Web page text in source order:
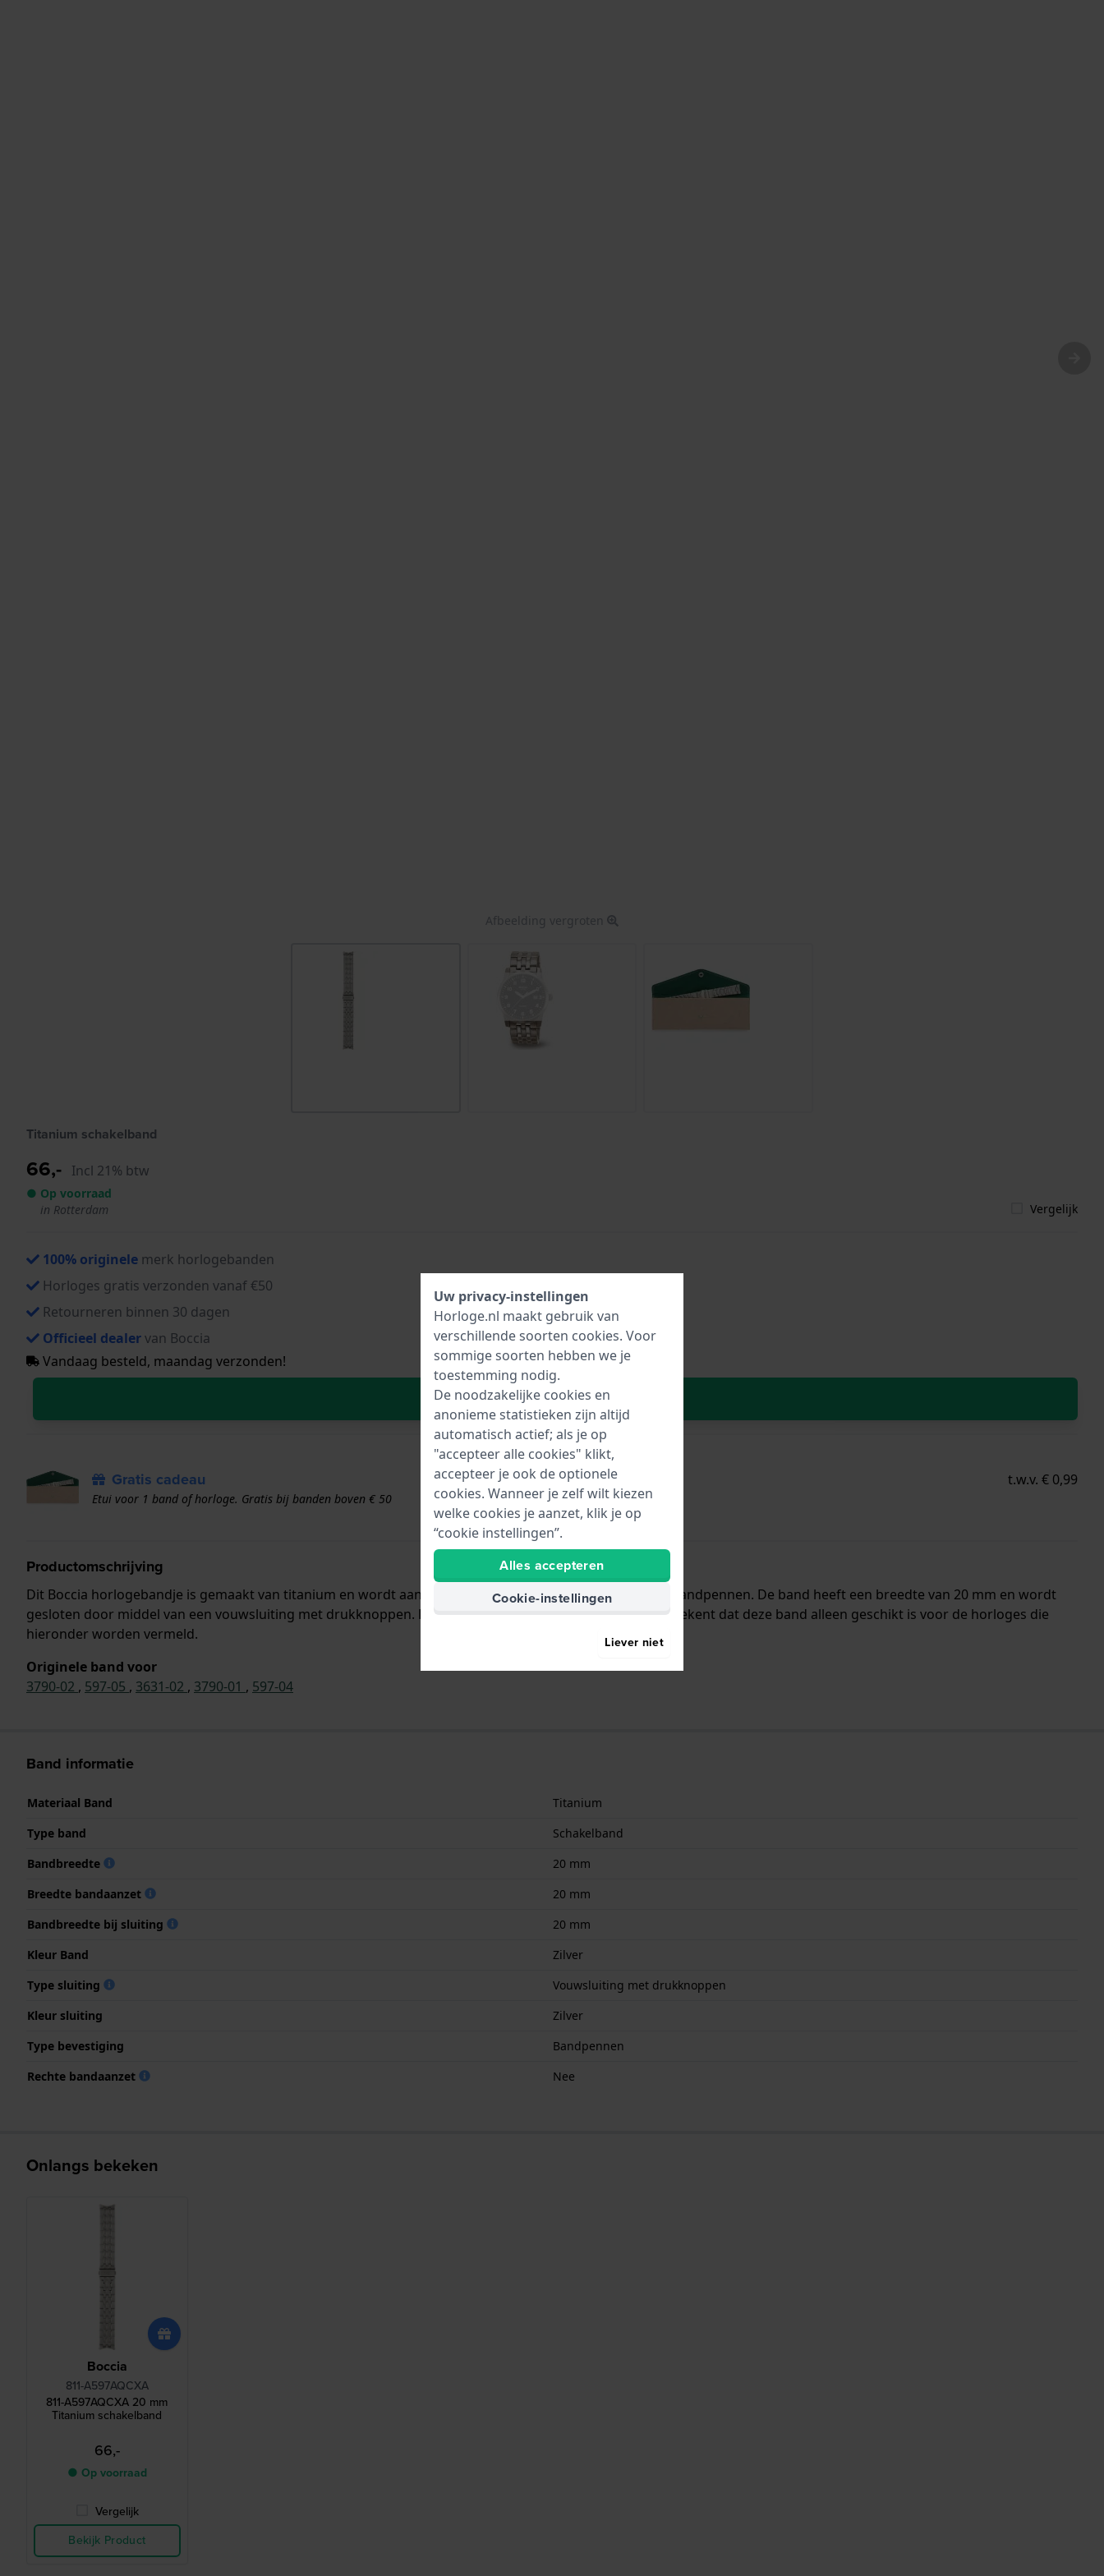
Afbeelding vergroten
Titanium schakelband
66,- Incl 21% btw
● Op voorraad
in Rotterdam
Vergelijk
100% originele merk horlogebanden
Horloges gratis verzonden vanaf €50
Retourneren binnen 30 dagen
Officieel dealervan Boccia
Vandaag besteld, maandag verzonden!
In Winkelwagen
Gratis cadeau t.w.v. € 0,99
Etui voor 1 band of horloge. Gratis bij banden boven € 50
Productomschrijving
Dit Boccia horlogebandje is gemaakt van titanium en wordt aan het horloge bevestigd door middel van bandpennen. De band heeft een breedte van 20 mm en wordt
gesloten door middel van een vouwsluiting met drukknoppen. De band heeft geen rechte aanzet wat betekent dat deze band alleen geschikt is voor de horloges die
hieronder worden vermeld.
Originele band voor
3790-02 , 597-05 , 3631-02 , 3790-01 , 597-04
Band informatie
Materiaal Band
Titanium
Type band
Schakelband
Bandbreedte
20 mm
Breedte bandaanzet
20 mm
Bandbreedte bij sluiting
20 mm
Kleur Band
Zilver
Type sluiting
Vouwsluiting met drukknoppen
Kleur sluiting
Zilver
Type bevestiging
Bandpennen
Rechte bandaanzet
Nee
Onlangs bekeken
Boccia
811-A597AQCXA
811-A597AQCXA 20 mm
Titanium schakelband
66,-
● Op voorraad
Vergelijk
Bekijk Product
Uw privacy-instellingen
Horloge.nl maakt gebruik van
verschillende soorten cookies. Voor
sommige soorten hebben we je
toestemming nodig.
De noodzakelijke cookies en
anonieme statistieken zijn altijd
automatisch actief; als je op
"accepteer alle cookies" klikt,
accepteer je ook de optionele
cookies. Wanneer je zelf wilt kiezen
welke cookies je aanzet, klik je op
“cookie instellingen”.
Alles accepteren
Cookie-instellingen
Liever niet